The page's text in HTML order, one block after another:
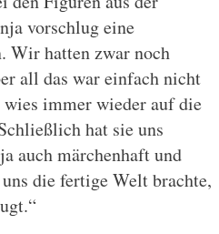
vorschlug eine
Wir hatten zwar noch
all das war einfach nicht
immer wieder auf die
hat sie uns
auch märchenhaft und
die fertige Welt brachte,